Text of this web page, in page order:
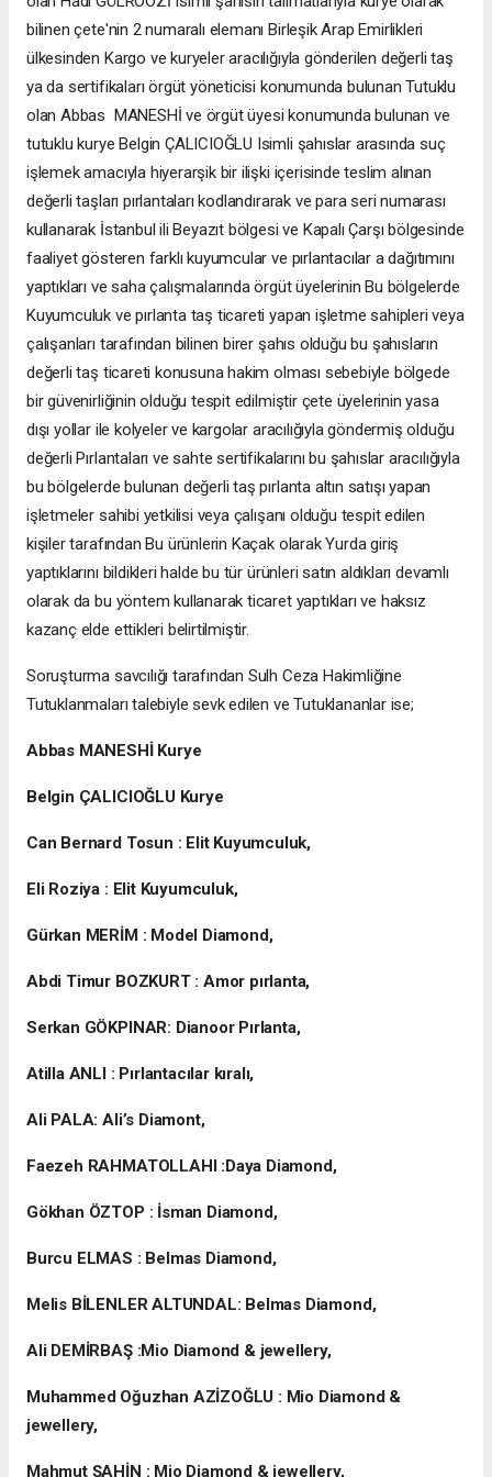
bilinen çete'nin 2 numaralı elemanı Birleşik Arap Emirlikleri
ülkesinden Kargo ve kuryeler aracılığıyla gönderilen değerli taş
ya da sertifikaları örgüt yöneticisi konumunda bulunan Tutuklu
olan Abbas MANESHİ ve örgüt üyesi konumunda bulunan ve
tutuklu kurye Belgin ÇALICIOĞLU Isimli şahıslar arasında suç
işlemek amacıyla hiyerarşik bir ilişki içerisinde teslim alınan
değerli taşları pırlantaları kodlandırarak ve para seri numarası
kullanarak İstanbul ili Beyazıt bölgesi ve Kapalı Çarşı bölgesinde
faaliyet gösteren farklı kuyumcular ve pırlantacılar a dağıtımını
yaptıkları ve saha çalışmalarında örgüt üyelerinin Bu bölgelerde
Kuyumculuk ve pırlanta taş ticareti yapan işletme sahipleri veya
çalışanları tarafından bilinen birer şahıs olduğu bu şahısların
değerli taş ticareti konusuna hakim olması sebebiyle bölgede
bir güvenirliğinin olduğu tespit edilmiştir çete üyelerinin yasa
dışı yollar ile kolyeler ve kargolar aracılığıyla göndermiş olduğu
değerli Pırlantaları ve sahte sertifikalarını bu şahıslar aracılığıyla
bu bölgelerde bulunan değerli taş pırlanta altın satışı yapan
işletmeler sahibi yetkilisi veya çalışanı olduğu tespit edilen
kişiler tarafından Bu ürünlerin Kaçak olarak Yurda giriş
yaptıklarını bildikleri halde bu tür ürünleri satın aldıkları devamlı
olarak da bu yöntem kullanarak ticaret yaptıkları ve haksız
kazanç elde ettikleri belirtilmiştir.
Soruşturma savcılığı tarafından Sulh Ceza Hakimliğine
Tutuklanmaları talebiyle sevk edilen ve Tutuklananlar ise;
Abbas MANESHİ Kurye
Belgin ÇALICIOĞLU Kurye
Can Bernard Tosun : Elit Kuyumculuk,
Eli Roziya : Elit Kuyumculuk,
Gürkan MERİM : Model Diamond,
Abdi Timur BOZKURT : Amor pırlanta,
Serkan GÖKPINAR: Dianoor Pırlanta,
Atilla ANLI : Pırlantacılar kıralı,
Ali PALA: Ali’s Diamont,
Faezeh RAHMATOLLAHI :Daya Diamond,
Gökhan ÖZTOP : İsman Diamond,
Burcu ELMAS : Belmas Diamond,
Melis BİLENLER ALTUNDAL: Belmas Diamond,
Ali DEMİRBAŞ :Mio Diamond & jewellery,
Muhammed Oğuzhan AZİZOĞLU : Mio Diamond &
jewellery,
Mahmut ŞAHİN : Mio Diamond & jewellery,